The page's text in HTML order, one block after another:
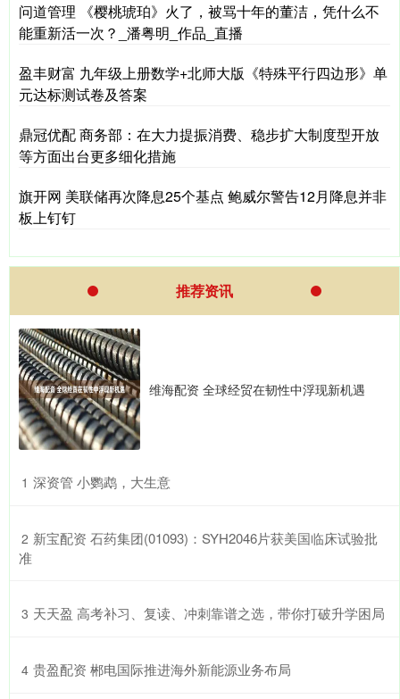
问道管理 《樱桃琥珀》火了，被骂十年的董洁，凭什么不
能重新活一次？_潘粤明_作品_直播
盈丰财富 九年级上册数学+北师大版《特殊平行四边形》单
元达标测试卷及答案
鼎冠优配 商务部：在大力提振消费、稳步扩大制度型开放
等方面出台更多细化措施
旗开网 美联储再次降息25个基点 鲍威尔警告12月降息并非
板上钉钉
推荐资讯
维海配资 全球经贸在韧性中浮现新机遇
1 ​深资管 小鹦鹉，大生意
2 ​新宝配资 石药集团(01093)：SYH2046片获美国临床试验批
准
3 ​天天盈 高考补习、复读、冲刺靠谱之选，带你打破升学困局
4 ​贵盈配资 郴电国际推进海外新能源业务布局